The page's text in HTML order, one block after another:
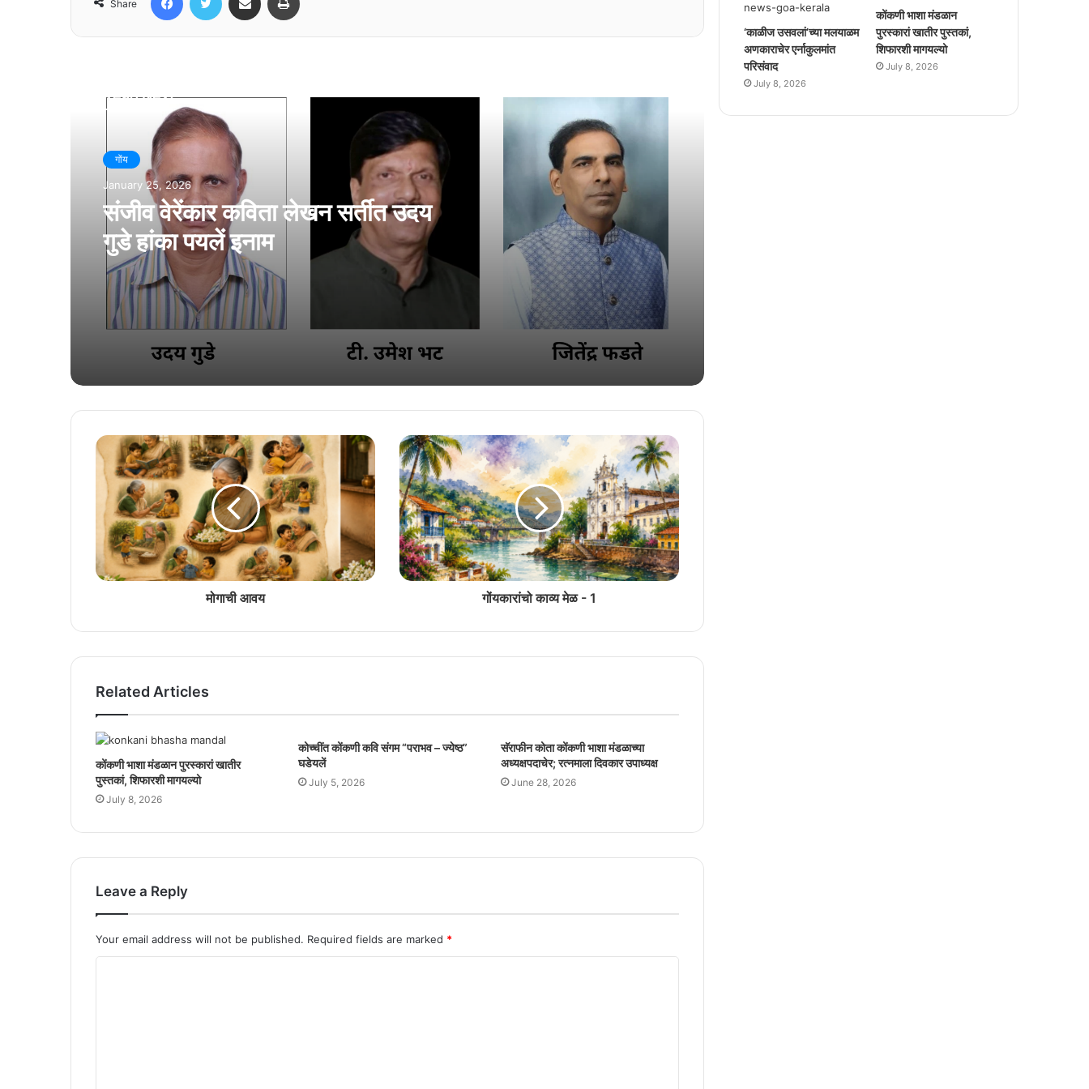
Share
Read Next
गोंय
January 25, 2026
संजीव वेरेंकार कविता लेखन सर्तीत उदय
गुडे हांका पयलें इनाम
एरणाकुळमांत घडयले कोंकणी पुस्तक चर्चा
एळमक्करात घडयलें कोंकणी साक्षरताय शिबीर
‘कोंकणीच्या अभ्यासाक आनी प्रमाणीकरणाक आर.
के. राव हांचें योगदान म्हत्वाचें’
अखिल भारतीय कोंकणी परिशदेचे वतीन कोचींत
फावट अध्यक्ष
‘भुरग्यांक भास सांगून दिवचें, ती पिळगी पिळग्यां मेरेन
पावतली’
मोगाची आवय गोंयकारांचो काव्य मेळ - 1
Related Articles
कोंकणी भाशा मंडळान पुरस्कारां खातीर
पुस्तकां, शिफारशी मागयल्यो
July 8, 2026
कोच्चींत कोंकणी कवि संगम “पराभव – ज्येष्ठ”
घडेयलें
July 5, 2026
सॅराफीन कोता कोंकणी भाशा मंडळाच्या
अध्यक्षपदाचेर; रत्नमाला दिवकार उपाध्यक्ष
June 28, 2026
Leave a Reply
Your email address will not be published. Required fields are marked *
‘काळीज उसवलां’च्या मलयाळम
अणकाराचेर एर्नाकुलमांत
परिसंवाद
July 8, 2026
कोंकणी भाशा मंडळान
पुरस्कारां खातीर पुस्तकां,
शिफारशी मागयल्यो
July 8, 2026